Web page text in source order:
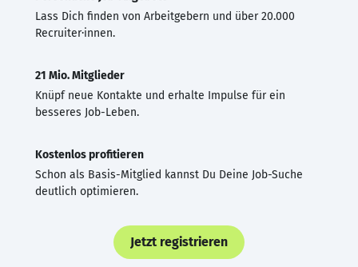
Lass Dich finden von Arbeitgebern und über 20.000
Recruiter·innen.
21 Mio. Mitglieder
Knüpf neue Kontakte und erhalte Impulse für ein
besseres Job-Leben.
Kostenlos profitieren
Schon als Basis-Mitglied kannst Du Deine Job-Suche
deutlich optimieren.
Jetzt registrieren